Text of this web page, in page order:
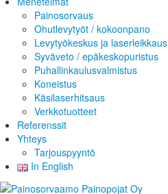
Painosorvaus
Ohutlevytyöt / kokoonpano
Levytyökeskus ja laserleikkaus
Syväveto / epäkeskopuristus
Puhallinkaulusvalmistus
Koneistus
Käsilaserhitsaus
Verkkotuotteet
Referenssit
Yhteys
Tarjouspyyntö
In English